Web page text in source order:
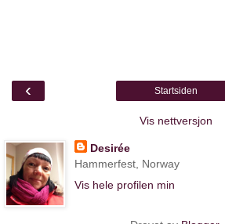
‹ Startsiden
Vis nettversjon
Desirée
Hammerfest, Norway
Vis hele profilen min